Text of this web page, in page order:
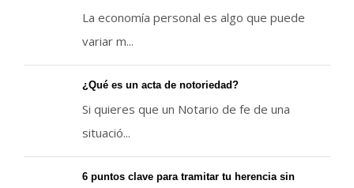
La economía personal es algo que puede
variar m...
¿Qué es un acta de notoriedad?
Si quieres que un Notario de fe de una
situació...
6 puntos clave para tramitar tu herencia sin